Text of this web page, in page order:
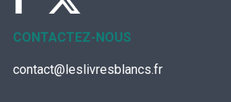
CONTACTEZ-NOUS
contact@leslivresblancs.fr